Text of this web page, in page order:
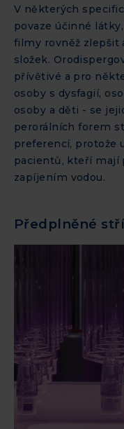
V některých
povaze účinné
filmy rovněž zlepšit
složek.
přívětivé a pro
osoby s dysfagií,
osoby a děti - se
perorálních forem
preferencí, protože
pacientů, kteří mají
zapíjením vodou.
Předplněné